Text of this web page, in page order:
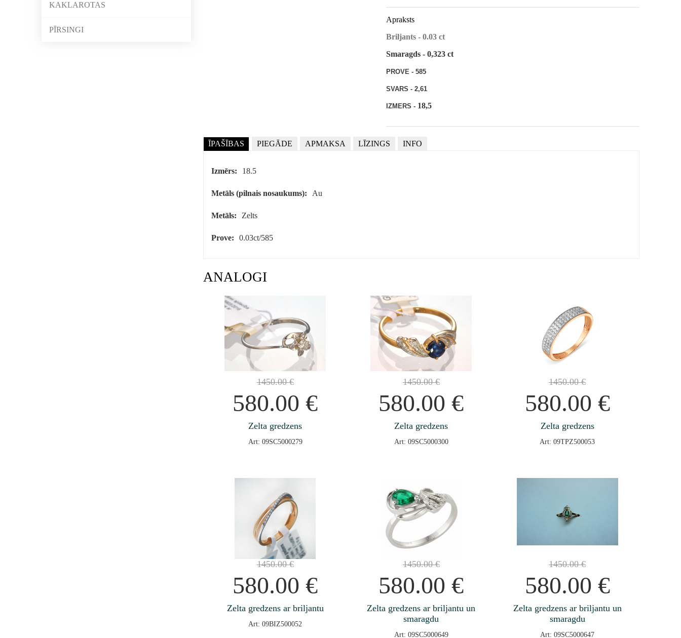
KAKLAROTAS
PĪRSINGI
Apraksts
Briljants - 0.03 ct
Smaragds - 0,323 ct
PROVE - 585
SVARS - 2,61
IZMERS - 18,5
ĪPAŠĪBAS PIEGĀDE APMAKSA LĪZINGS INFO
Izmērs: 18.5
Metāls (pilnais nosaukums): Au
Metāls: Zelts
Prove: 0.03ct/585
ANALOGI
1450.00€
580.00€
Zelta gredzens
Art: 09SC5000279
1450.00€
580.00€
Zelta gredzens
Art: 09SC5000300
1450.00€
580.00 €
Zelta gredzens
Art: 09TPZ500053
1450.00€
580.00€
Zelta gredzens ar briljantu
Art: 09BIZ500052
1450.00€
580.00€
Zelta gredzens ar briljantu un
smaragdu
Art: 09SC5000649
1450.00€
580.00 €
Zelta gredzens ar briljantu un
smaragdu
Art: 09SC5000647